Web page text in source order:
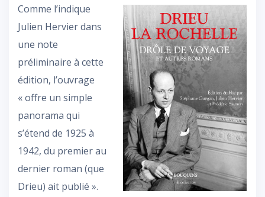
Comme l’indique
Julien Hervier dans
une note
préliminaire à cette
édition, l’ouvrage
« offre un simple
panorama qui
s’étend de 1925 à
1942, du premier au
dernier roman (que
Drieu) ait publié ».